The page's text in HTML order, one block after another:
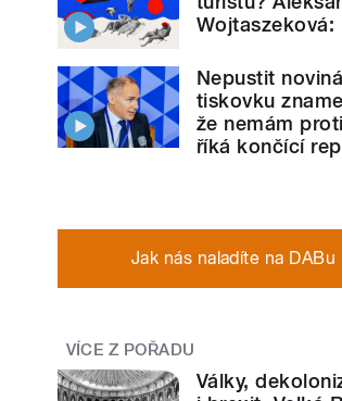
Wojtaszeková:
Nepustit
tiskovku
že nemám
říká končící
Jak nás naladíte na DABu
VÍCE Z POŘADU
Války,